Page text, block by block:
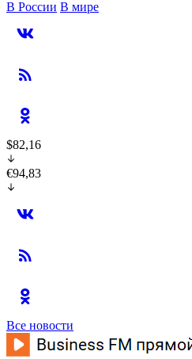
В России В мире
$82,16
€94,83
Все новости